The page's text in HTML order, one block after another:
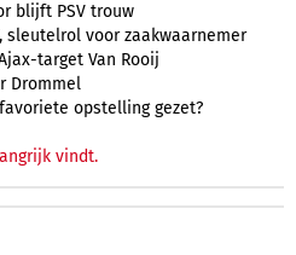
blijft PSV trouw
sleutelrol voor zaakwaarnemer
target Van Rooij
Drommel
opstelling gezet?
vindt.